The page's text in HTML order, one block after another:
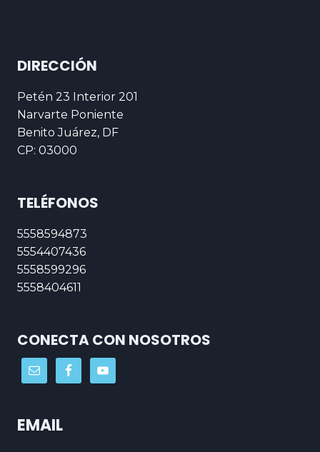
DIRECCIÓN
Petén 23 Interior 201
Narvarte Poniente
Benito Juárez, DF
CP: 03000
TELÉFONOS
5558594873
5554407436
5558599296
5558404611
CONECTA CON NOSOTROS
EMAIL